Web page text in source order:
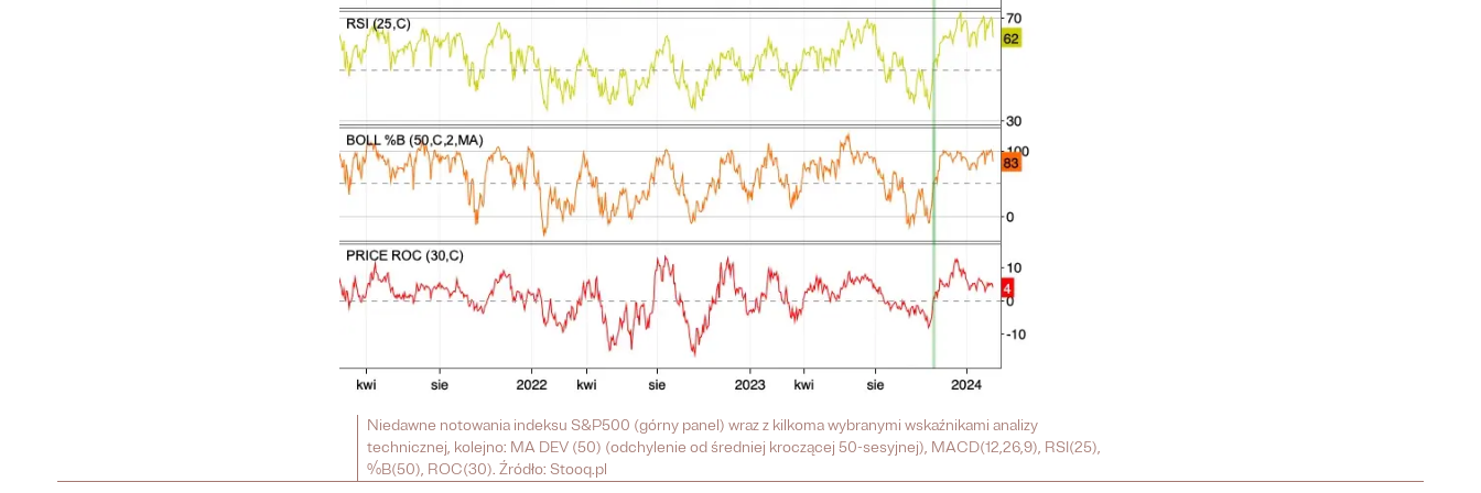
Niedawne notowania indeksu S&P500 (górny panel) wraz z kilkoma wybranymi wskaźnikami analizy
technicznej, kolejno: MA DEV (50) (odchylenie od średniej kroczącej 50-sesyjnej), MACD(12,26,9), RSI(25),
%B(50), ROC(30). Źródło: Stooq.pl